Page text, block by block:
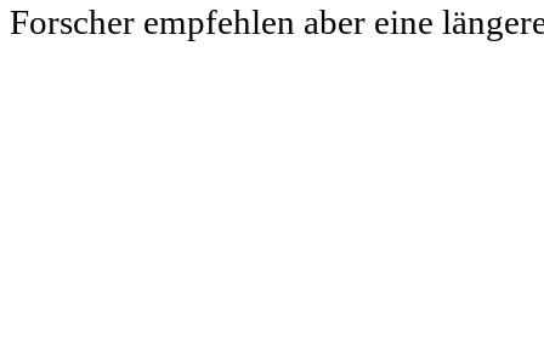
Forscher empfehlen aber eine